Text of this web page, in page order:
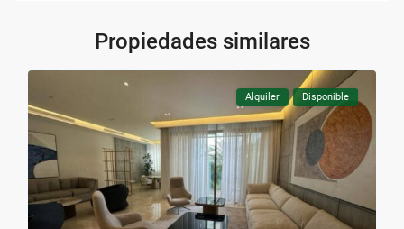
Propiedades similares
Alquiler Disponible